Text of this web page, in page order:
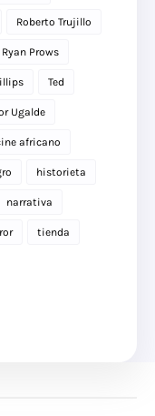
Roberto Trujillo
Ryan Prows
Ted
Ugalde
africano
historieta
narrativa
tienda